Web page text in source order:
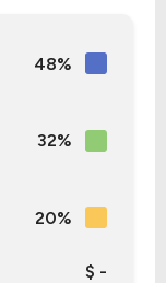
48%
32%
20%
$ -